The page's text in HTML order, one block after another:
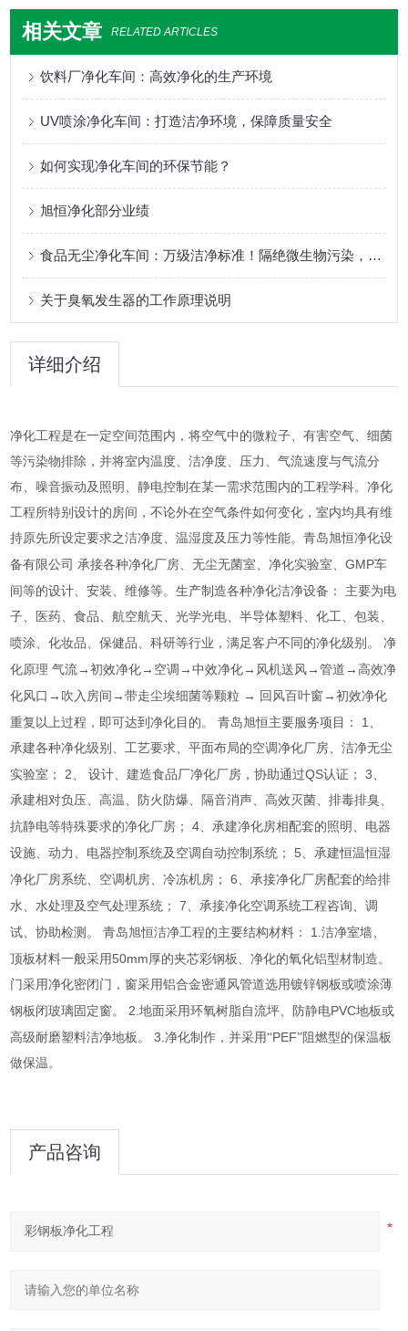
相关文章 RELATED ARTICLES
饮料厂净化车间：高效净化的生产环境
UV喷涂净化车间：打造洁净环境，保障质量安全
如何实现净化车间的环保节能？
旭恒净化部分业绩
食品无尘净化车间：万级洁净标准！隔绝微生物污染，保障食品生产安全
关于臭氧发生器的工作原理说明
详细介绍
净化工程是在一定空间范围内，将空气中的微粒子、有害空气、细菌
等污染物排除，并将室内温度、洁净度、压力、气流速度与气流分
布、噪音振动及照明、静电控制在某一需求范围内的工程学科。净化
工程所特别设计的房间，不论外在空气条件如何变化，室内均具有维
持原先所设定要求之洁净度、温湿度及压力等性能。青岛旭恒净化设
备有限公司 承接各种净化厂房、无尘无菌室、净化实验室、GMP车
间等的设计、安装、维修等。生产制造各种净化洁净设备：
主要为电
子、医药、食品、航空航天、光学光电、半导体塑料、化工、包装、
喷涂、化妆品、保健品、科研等行业，满足客户不同的净化级别。
净
化原理 气流→初效净化→空调→中效净化→风机送风→管道→高效净
化风口→吹入房间→带走尘埃细菌等颗粒 → 回风百叶窗→初效净化
重复以上过程，即可达到净化目的。
青岛旭恒主要服务项目： 1、
承建各种净化级别、工艺要求、平面布局的空调净化厂房、洁净无尘
实验室；
2、 设计、建造食品厂净化厂房，协助通过QS认证； 3、
承建相对负压、高温、防火防爆、隔音消声、高效灭菌、排毒排臭、
抗静电等特殊要求的净化厂房；
4、承建净化房相配套的照明、电器
设施、动力、电器控制系统及空调自动控制系统；
5、承建恒温恒湿
净化厂房系统、空调机房、冷冻机房；
6、承接净化厂房配套的给排
水、水处理及空气处理系统；
7、承接净化空调系统工程咨询、调
试、协助检测。
青岛旭恒洁净工程的主要结构材料： 1.洁净室墙、
顶板材料一般采用50mm厚的夹芯彩钢板、净化的氧化铝型材制造。
门采用净化密闭门，窗采用铝合金密通风管道选用镀锌钢板或喷涂薄
钢板闭玻璃固定窗。
2.地面采用环氧树脂自流坪、防静电PVC地板或
高级耐磨塑料洁净地板。
3.净化制作，并采用“PEF”阻燃型的保温板
做保温。
产品咨询